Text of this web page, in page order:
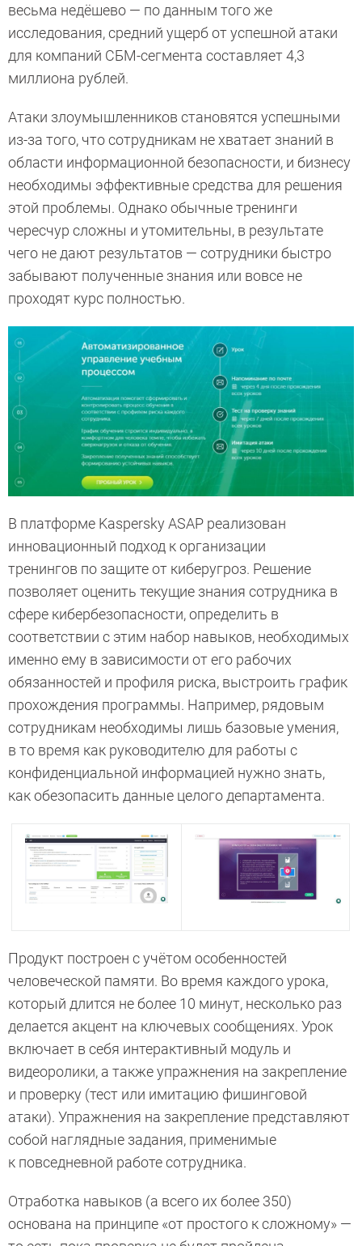
весьма недёшево — по данным того же
исследования, средний ущерб от успешной атаки
для компаний СБМ-сегмента составляет 4,3
миллиона рублей.
Атаки злоумышленников становятся успешными
из-за того, что сотрудникам не хватает знаний в
области информационной безопасности, и бизнесу
необходимы эффективные средства для решения
этой проблемы. Однако обычные тренинги
чересчур сложны и утомительны, в результате
чего не дают результатов — сотрудники быстро
забывают полученные знания или вовсе не
проходят курс полностью.
В платформе Kaspersky ASAP реализован
инновационный подход к организации
тренингов по защите от киберугроз. Решение
позволяет оценить текущие знания сотрудника в
сфере кибербезопасности, определить в
соответствии с этим набор навыков, необходимых
именно ему в зависимости от его рабочих
обязанностей и профиля риска, выстроить график
прохождения программы. Например, рядовым
сотрудникам необходимы лишь базовые умения,
в то время как руководителю для работы с
конфиденциальной информацией нужно знать,
как обезопасить данные целого департамента.
Продукт построен с учётом особенностей
человеческой памяти. Во время каждого урока,
который длится не более 10 минут, несколько раз
делается акцент на ключевых сообщениях. Урок
включает в себя интерактивный модуль и
видеоролики, а также упражнения на закрепление
и проверку (тест или имитацию фишинговой
атаки). Упражнения на закрепление представляют
собой наглядные задания, применимые
к повседневной работе сотрудника.
Отработка навыков (а всего их более 350)
основана на принципе «от простого к сложному» —